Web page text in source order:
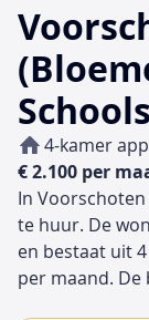
4-kamer
€ 2.100 per
In
te huur. De
en bestaat uit
per maand.